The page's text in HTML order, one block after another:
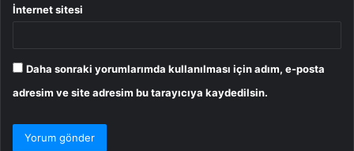
İnternet sitesi
Daha sonraki yorumlarımda kullanılması için adım, e-posta
adresim ve site adresim bu tarayıcıya kaydedilsin.